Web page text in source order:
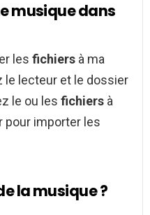
musique dans
les fichiers à ma
le lecteur et le dossier
le ou les fichiers à
pour importer les
la musique ?